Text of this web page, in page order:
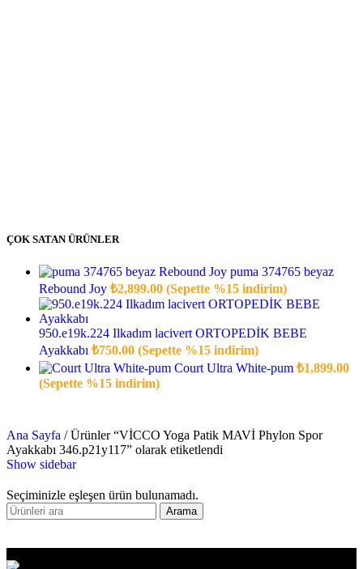
ÇOK SATAN ÜRÜNLER
puma 374765 beyaz
Rebound Joy ₺2,899.00 (Sepette %15 indirim)
950.e19k.224 Ilkadım lacivert ORTOPEDİK BEBE
Ayakkabı ₺750.00 (Sepette %15 indirim)
Court Ultra White-pum ₺1,899.00
(Sepette %15 indirim)
Ana Sayfa / Ürünler “VİCCO Yoga Patik MAVİ Phylon Spor
Ayakkabı 346.p21y117” olarak etiketlendi
Show sidebar
Seçiminizle eşleşen ürün bulunamadı.
Arama